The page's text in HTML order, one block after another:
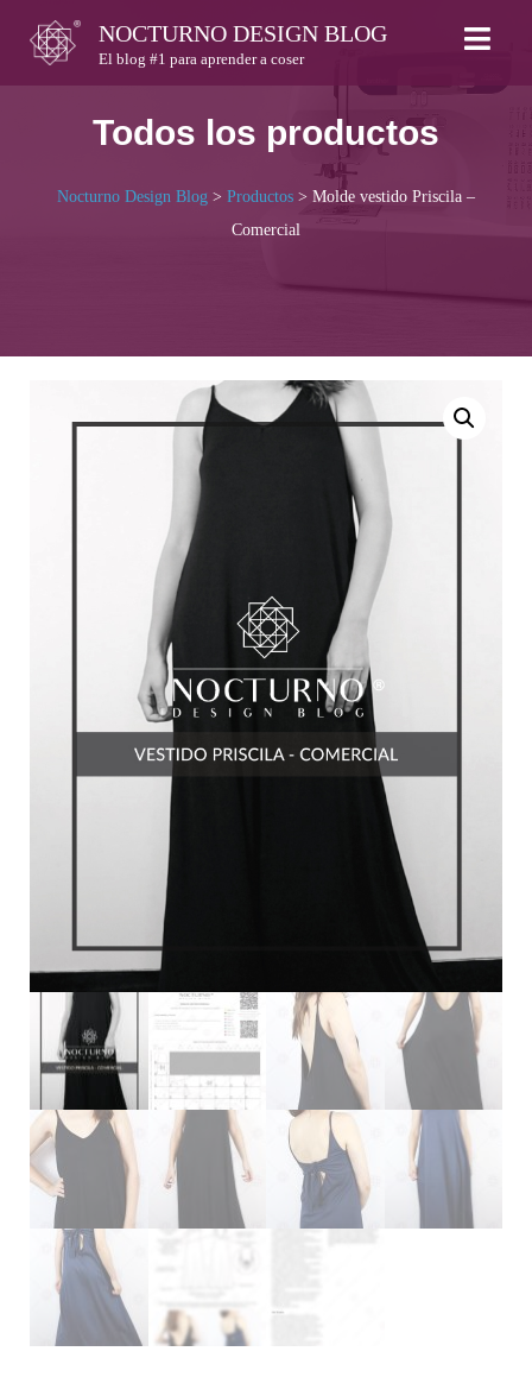
content
NOCTURNO DESIGN BLOG
El blog #1 para aprender a coser
Todos los productos
Nocturno Design Blog > Productos > Molde vestido Priscila –
Comercial